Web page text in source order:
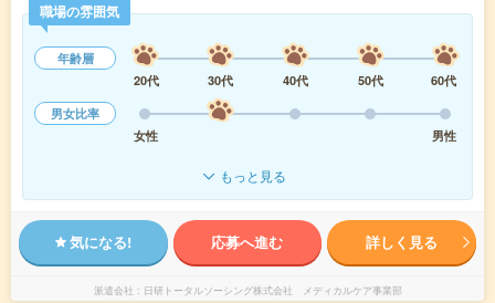
職場の雰囲気
年齢層
20代
30代 40代 50代
60代
男女比率
女性
男性
もっと見る
気になる! 応募へ進む 詳しく見る
派遣会社 日研トータルソーシング株式会社 メディカルケア事業部